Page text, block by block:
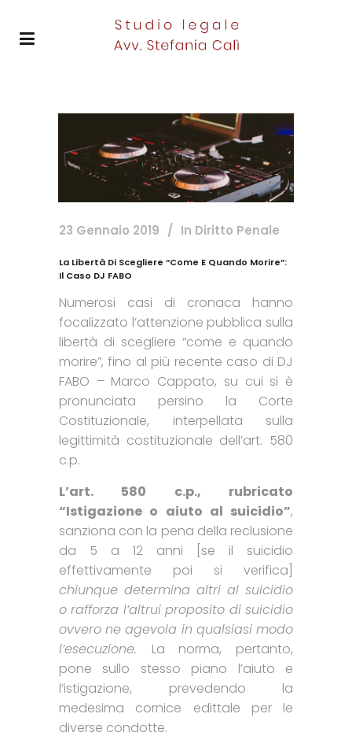
23 Gennaio 2019 In Diritto Penale
La Libertà Di Scegliere “come E Quando Morire”:
Il Caso DJ FABO
Numerosi casi di cronaca hanno
focalizzato l’attenzione pubblica sulla
libertà di scegliere “come e quando
morire”, fino al più recente caso di DJ
FABO – Marco Cappato, su cui si è
pronunciata persino la Corte
Costituzionale, interpellata sulla
legittimità costituzionale dell’art. 580
c.p.
L’art. 580 c.p., rubricato
“Istigazione o aiuto al suicidio”,
sanziona con la pena della reclusione
da 5 a 12 anni [se il suicidio
effettivamente poi si verifica]
chiunque determina altri al suicidio
o rafforza l’altrui proposito di suicidio
ovvero ne agevola in qualsiasi modo
l’esecuzione. La norma, pertanto,
pone sullo stesso piano l’aiuto e
l’istigazione, prevedendo la
medesima cornice edittale per le
diverse condotte.